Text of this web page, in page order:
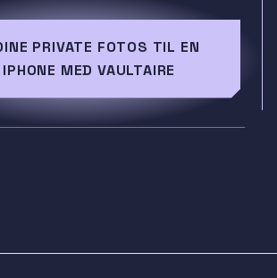
PRIVATE FOTOS TIL EN
MED VAULTAIRE